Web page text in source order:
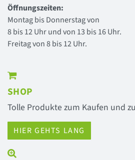
Öffnungszeiten:
Montag bis Donnerstag von
8 bis 12 Uhr und von 13 bis 16 Uhr.
Freitag von 8 bis 12 Uhr.
SHOP
Tolle Produkte zum Kaufen und
HIER GEHTS LANG